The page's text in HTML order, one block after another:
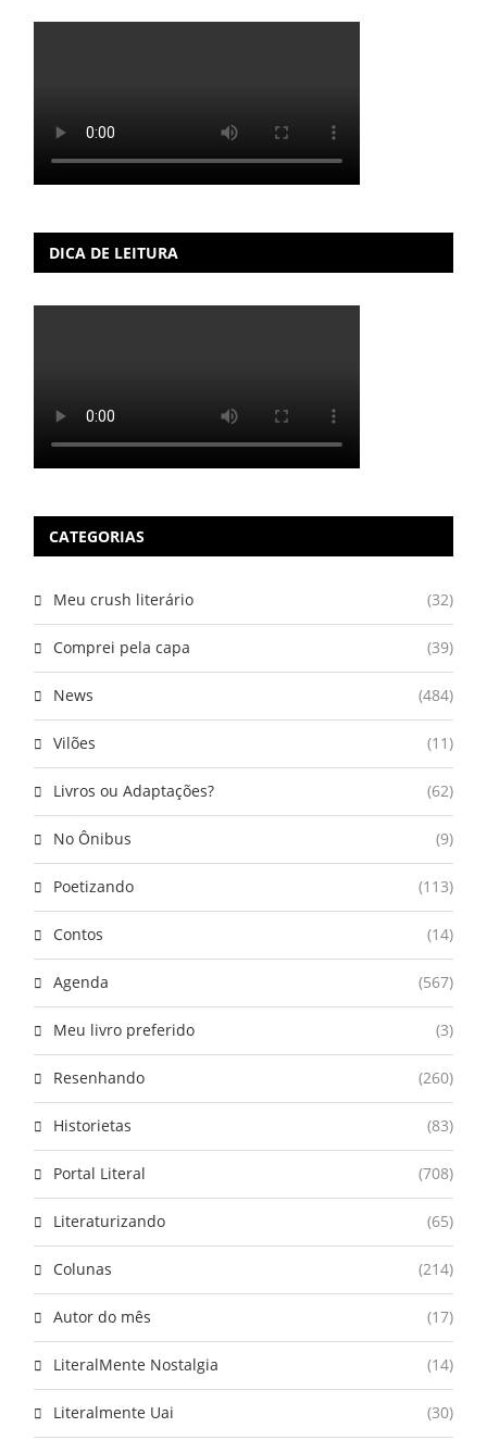
DICA DE LEITURA
CATEGORIAS
Meu crush literário (32)
Comprei pela capa (39)
News (484)
Vilões (11)
Livros ou Adaptações? (62)
No Ônibus (9)
Poetizando (113)
Contos (14)
Agenda (567)
Meu livro preferido (3)
Resenhando (260)
Historietas (83)
Portal Literal (708)
Literaturizando (65)
Colunas (214)
Autor do mês (17)
LiteralMente Nostalgia (14)
Literalmente Uai (30)